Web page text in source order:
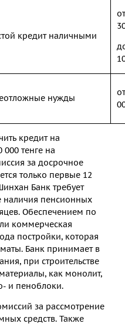
кредит наличными
от
нужды
кредит на
тенге на
за досрочное
только первые 12
Банк требует
наличия пенсионных
Обеспечением по
коммерческая
постройки, которая
Банк принимает в
при строительстве
как монолит,
и пеноблоки.
за рассмотрение
средств. Также